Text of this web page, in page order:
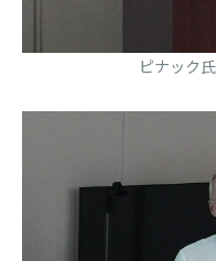
ピナック